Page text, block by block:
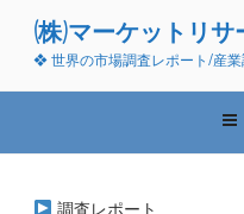
ン
(株)マーケットリ
❖ 世界の市場調査レポート/産
調査レポート